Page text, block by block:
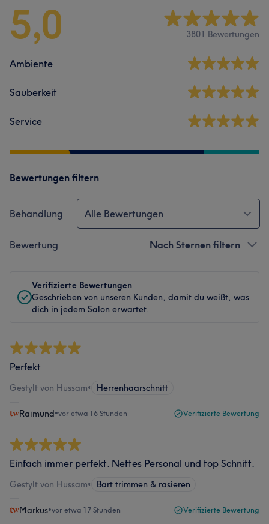
5,0 3801 Bewertungen
Ambiente
Sauberkeit
Service
Bewertungen filtern
Behandlung Alle Bewertungen
Bewertung Nach Sternen filtern
Verifizierte Bewertungen
Geschrieben von unseren Kunden, damit du weißt, was
dich in jedem Salon erwartet.
Perfekt
Gestylt von Hussam• Herrenhaarschnitt
Raimund•vor etwa 16 Stunden Verifizierte Bewertung
Einfach immer perfekt. Nettes Personal und top Schnitt.
Gestylt von Hussam• Bart trimmen & rasieren
Markus•vor etwa 17 Stunden Verifizierte Bewertung